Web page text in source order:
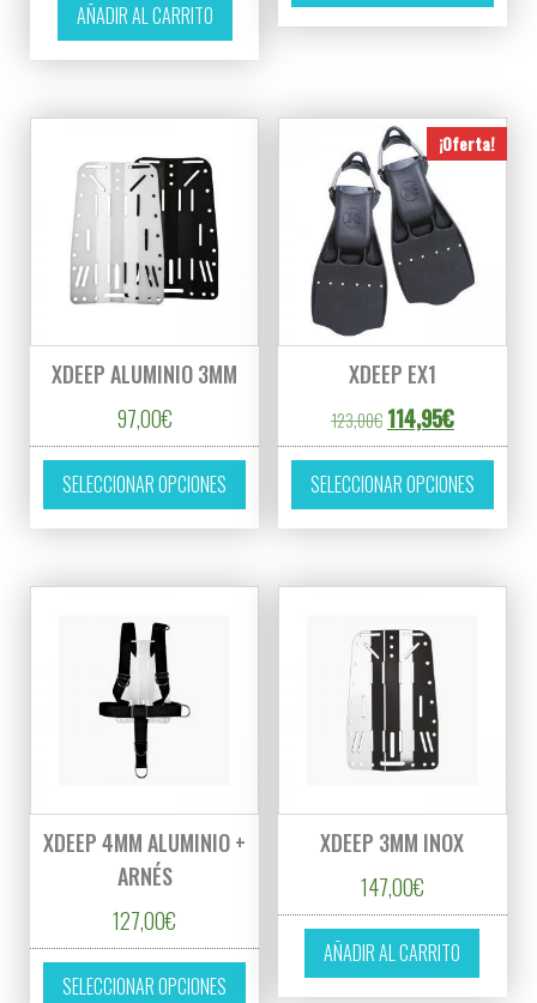
AÑADIR AL CARRITO
XDEEP ALUMINIO 3MM
97,00€
SELECCIONAR OPCIONES
Este producto tiene múltiples variantes.
¡Oferta!
XDEEP EX1
123,00€ El precio original
114,95€El precio
SELECCIONAR OPCIONES
Este
XDEEP 4MM ALUMINIO +
ARNÉS
127,00€
SELECCIONAR OPCIONES
Este producto tiene múltiples variantes.
XDEEP 3MM INOX
147,00€
AÑADIR AL CARRITO